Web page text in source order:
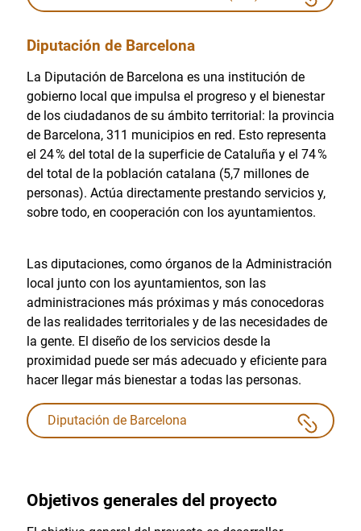
Diputación de Barcelona
La Diputación de Barcelona es una institución de
gobierno local que impulsa el progreso y el bienestar
de los ciudadanos de su ámbito territorial: la provincia
de Barcelona, 311 municipios en red. Esto representa
el 24 % del total de la superficie de Cataluña y el 74 %
del total de la población catalana (5,7 millones de
personas). Actúa directamente prestando servicios y,
sobre todo, en cooperación con los ayuntamientos.
Las diputaciones, como órganos de la Administración
local junto con los ayuntamientos, son las
administraciones más próximas y más conocedoras
de las realidades territoriales y de las necesidades de
la gente. El diseño de los servicios desde la
proximidad puede ser más adecuado y eficiente para
hacer llegar más bienestar a todas las personas.
Diputación de Barcelona
Objetivos generales del proyecto